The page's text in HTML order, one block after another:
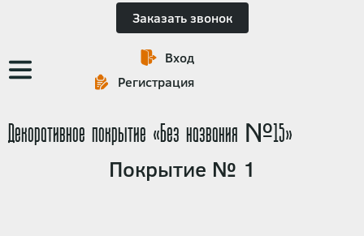
Заказать звонок
Основная
навигация
Вход
Регистрация
Декоративное покрытие «Без названия №15»
Покрытие № 1